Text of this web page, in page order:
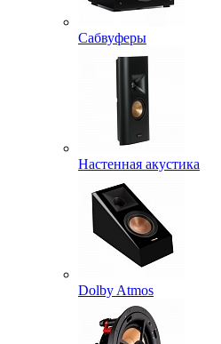
Сабвуферы
Настенная акустика
Dolby Atmos